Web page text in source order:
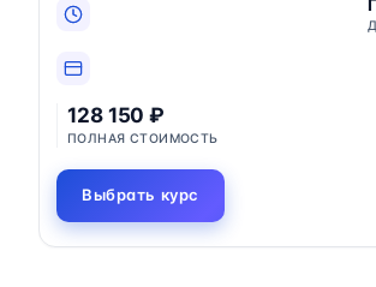
128 150 ₽
ПОЛНАЯ СТОИМОСТЬ
Выбрать курс